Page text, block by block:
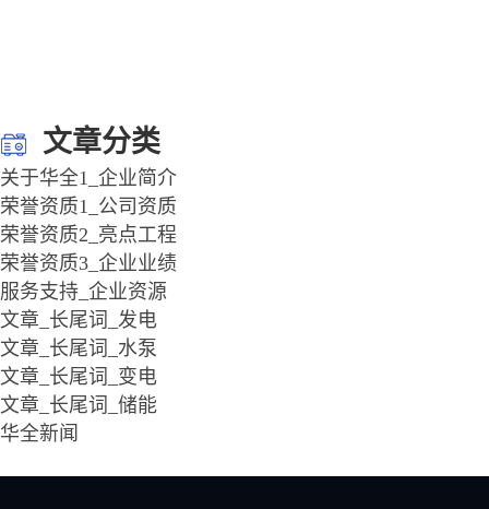
文章分类
关于华全1_企业简介
荣誉资质1_公司资质
荣誉资质2_亮点工程
荣誉资质3_企业业绩
服务支持_企业资源
文章_长尾词_发电
文章_长尾词_水泵
文章_长尾词_变电
文章_长尾词_储能
华全新闻